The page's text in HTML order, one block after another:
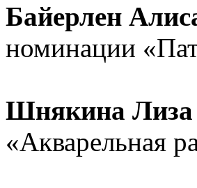
Байерлен
номинации
Шнякина Лиза
«Акварельная